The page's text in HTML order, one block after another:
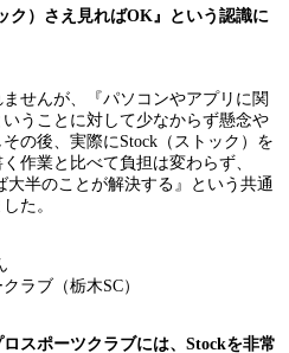
ク）さえ見ればOK』という認識に
せんが、『パソコンやアプリに関
うことに対して少なからず懸念や
の後、実際にStock（ストック）を
作業と比べて負担は変わらず、
大半のことが解決する』という共通
た。
ラブ（栃木SC）
スポーツクラブには、Stockを非常